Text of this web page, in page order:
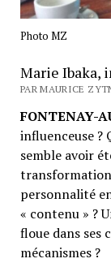
Photo MZ
Marie Ibaka,
PAR MAURICE
FONTENAY-
influenceuse ?
semble avoir
personnalité
« contenu » ?
floue dans ses
mécanismes ?